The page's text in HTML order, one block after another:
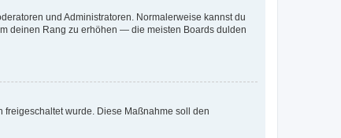
und Administratoren. Normalerweise kannst du
deinen Rang zu erhöhen — die meisten Boards dulden
wurde. Diese Maßnahme soll den